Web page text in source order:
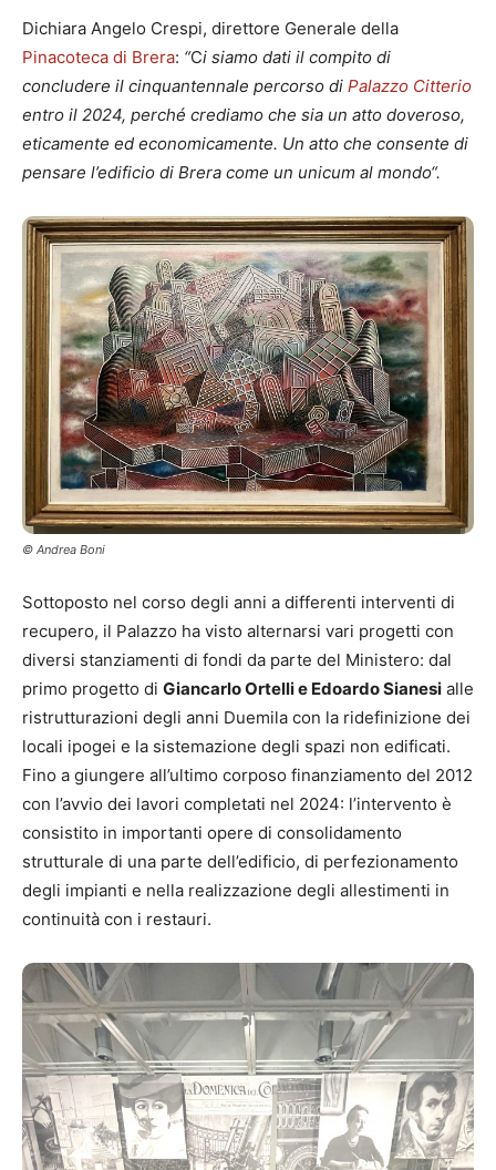
Dichiara Angelo Crespi, direttore Generale della
Pinacoteca di Brera: “Ci siamo dati il compito di
concludere il cinquantennale percorso di Palazzo Citterio
entro il 2024, perché crediamo che sia un atto doveroso,
eticamente ed economicamente. Un atto che consente di
pensare l’edificio di Brera come un unicum al mondo“.
© Andrea Boni
Sottoposto nel corso degli anni a differenti interventi di
recupero, il Palazzo ha visto alternarsi vari progetti con
diversi stanziamenti di fondi da parte del Ministero: dal
primo progetto di Giancarlo Ortelli e Edoardo Sianesi alle
ristrutturazioni degli anni Duemila con la ridefinizione dei
locali ipogei e la sistemazione degli spazi non edificati.
Fino a giungere all’ultimo corposo finanziamento del 2012
con l’avvio dei lavori completati nel 2024: l’intervento è
consistito in importanti opere di consolidamento
strutturale di una parte dell’edificio, di perfezionamento
degli impianti e nella realizzazione degli allestimenti in
continuità con i restauri.